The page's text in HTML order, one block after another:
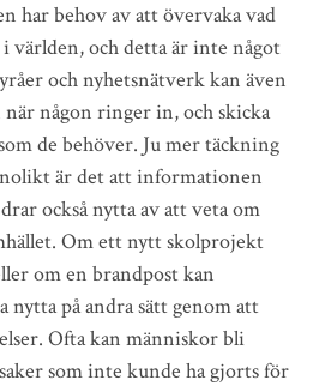
har behov av att övervaka vad
världen, och detta är inte något
och nyhetsnätverk kan även
någon ringer in, och skicka
de behöver. Ju mer täckning
är det att informationen
också nytta av att veta om
Om ett nytt skolprojekt
om en brandpost kan
nytta på andra sätt genom att
Ofta kan människor bli
som inte kunde ha gjorts för